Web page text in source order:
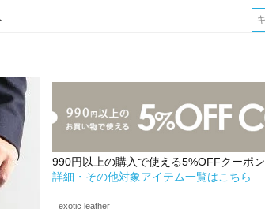
990円以上の購入で使える5%OFFクーポン
詳細・その他対象アイテム一覧はこちら
exotic leather